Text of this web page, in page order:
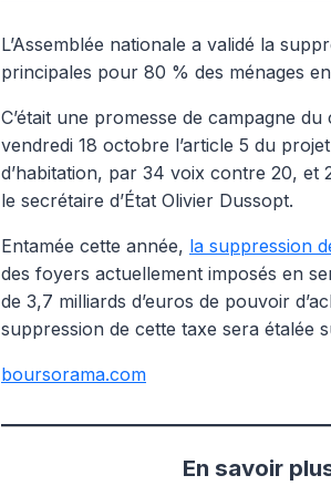
L’Assemblée nationale a validé la
principales pour 80 % des ménages
C’était une promesse de campagne
vendredi 18 octobre l’article 5 du
d’habitation, par 34 voix contre 20, et
le secrétaire d’État Olivier Dussopt.
Entamée cette année, la suppression
des foyers actuellement imposés en
de 3,7 milliards d’euros de pouvoir
suppression de cette taxe sera étalée
boursorama.com
En savoir